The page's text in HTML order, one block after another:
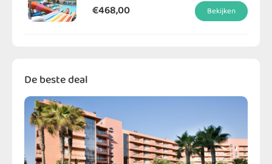
€468,00 Bekijken
De beste deal